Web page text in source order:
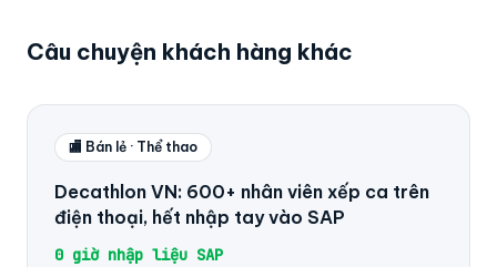
Câu chuyện khách hàng khác
🏬 Bán lẻ · Thể thao
Decathlon VN: 600+ nhân viên xếp ca trên
điện thoại, hết nhập tay vào SAP
0 giờ nhập liệu SAP